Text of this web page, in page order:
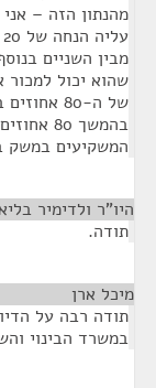
מהנתון הזה –
מבין השניים
שהוא יכול
המשקיעים במשק
היו"ר ולדימיר
תודה.
מיכל ארן
תודה רבה על
במשרד הבינוי